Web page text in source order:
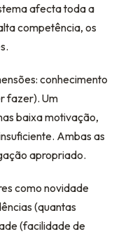
afecta toda a
competência, os
conhecimento
fazer). Um
baixa motivação,
Ambas as
apropriado.
como novidade
(quantas
(facilidade de